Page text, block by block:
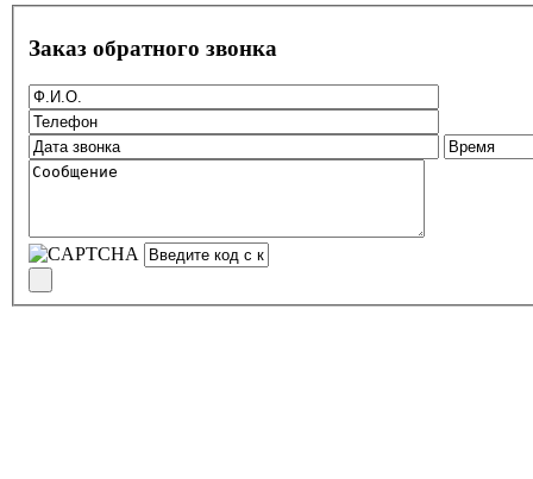
Заказ обратного звонка